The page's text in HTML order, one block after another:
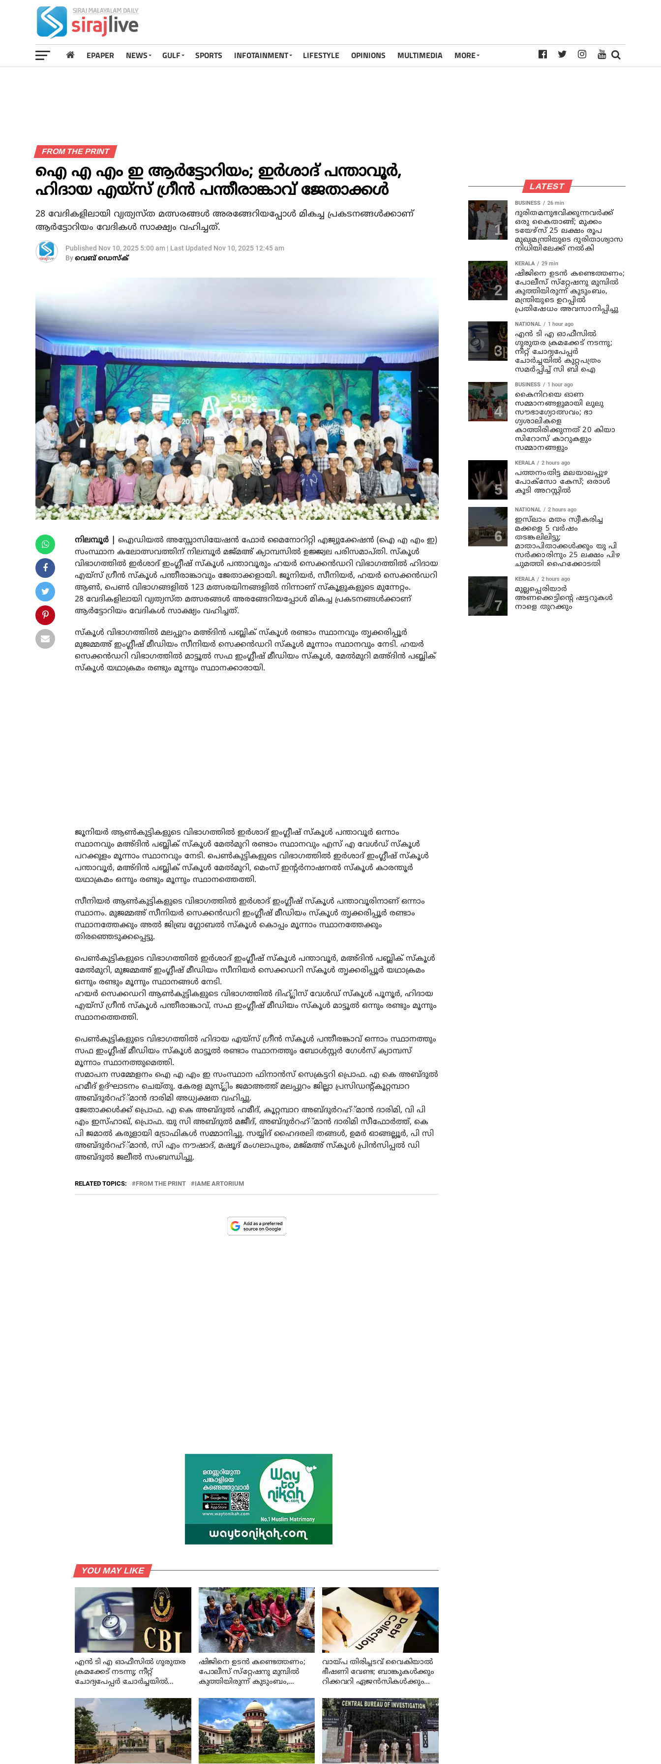
EPAPER NEWS GULF SPORTS INFOTAINMENT LIFESTYLE OPINIONS MULTIMEDIA MORE
FROM THE PRINT
ഐ എ എം ഇ ആർട്ടോറിയം; ഇർശാദ് പന്താവൂർ,
ഹിദായ എയ്സ് ഗ്രീൻ പന്തീരാങ്കാവ് ജേതാക്കൾ
28 വേദികളിലായി വ്യത്യസ്ത മത്സരങ്ങൾ അരങ്ങേറിയപ്പോൾ മികച്ച പ്രകടനങ്ങൾക്കാണ്
ആർട്ടോറിയം വേദികൾ സാക്ഷ്യം വഹിച്ചത്.
Published Nov 10, 2025 5:00 am | Last Updated Nov 10, 2025 12:45 am
Byവെബ് ഡെസ്‌ക്
നിലമ്പൂർ |
ഐഡിയൽ അസ്സോസിയേഷൻ ഫോർ മൈനോറിറ്റി എജ്യുക്കേഷൻ (ഐ എ എം ഇ)
സംസ്ഥാന കലോത്സവത്തിന് നിലമ്പൂർ മജ്മഅ് ക്യാമ്പസിൽ ഉജ്ജ്വല പരിസമാപ്തി. സ്‌കൂൾ
വിഭാഗത്തിൽ ഇർശാദ് ഇംഗ്ലീഷ് സ്‌കൂൾ പന്താവൂരും ഹയർ സെക്കൻഡറി വിഭാഗത്തിൽ ഹിദായ
എയ്സ് ഗ്രീൻ സ്‌കൂൾ പന്തീരാങ്കാവും ജേതാക്കളായി. ജൂനിയർ, സീനിയർ, ഹയർ സെക്കൻഡറി
ആൺ, പെൺ വിഭാഗങ്ങളിൽ 123 മത്സരയിനങ്ങളിൽ നിന്നാണ് സ്‌കൂളുകളുടെ മുന്നേറ്റം.
28 വേദികളിലായി വ്യത്യസ്ത മത്സരങ്ങൾ അരങ്ങേറിയപ്പോൾ മികച്ച പ്രകടനങ്ങൾക്കാണ്
ആർട്ടോറിയം വേദികൾ സാക്ഷ്യം വഹിച്ചത്.
സ്‌കൂൾ വിഭാഗത്തിൽ മലപ്പുറം മഅ്ദിൻ പബ്ലിക് സ്‌കൂൾ രണ്ടാം സ്ഥാനവും തൃക്കരിപ്പൂർ
മുജമ്മഅ് ഇംഗ്ലീഷ് മീഡിയം സീനിയർ സെക്കൻഡറി സ്‌കൂൾ മൂന്നാം സ്ഥാനവും നേടി. ഹയർ
സെക്കൻഡറി വിഭാഗത്തിൽ മാട്ടൂൽ സഫ ഇംഗ്ലീഷ് മീഡിയം സ്‌കൂൾ, മേൽമുറി മഅ്ദിൻ പബ്ലിക്
സ്‌കൂൾ യഥാക്രമം രണ്ടും മൂന്നും സ്ഥാനക്കാരായി.
ജൂനിയർ ആൺകുട്ടികളുടെ വിഭാഗത്തിൽ ഇർശാദ് ഇംഗ്ലീഷ് സ്‌കൂൾ പന്താവൂർ ഒന്നാം
സ്ഥാനവും മഅ്ദിൻ പബ്ലിക് സ്‌കൂൾ മേൽമുറി രണ്ടാം സ്ഥാനവും എസ് എ വേൾഡ് സ്‌കൂൾ
പറക്കുളം മൂന്നാം സ്ഥാനവും നേടി. പെൺകുട്ടികളുടെ വിഭാഗത്തിൽ ഇർശാദ് ഇംഗ്ലീഷ് സ്‌കൂൾ
പന്താവൂർ, മഅ്ദിൻ പബ്ലിക് സ്‌കൂൾ മേൽമുറി, മെംസ് ഇന്റർനാഷനൽ സ്‌കൂൾ കാരന്തൂർ
യഥാക്രമം ഒന്നും രണ്ടും മൂന്നും സ്ഥാനത്തെത്തി.
സീനിയർ ആൺകുട്ടികളുടെ വിഭാഗത്തിൽ ഇർശാദ് ഇംഗ്ലീഷ് സ്‌കൂൾ പന്താവൂരിനാണ് ഒന്നാം
സ്ഥാനം. മുജമ്മഅ് സീനിയർ സെക്കൻഡറി ഇംഗ്ലീഷ് മീഡിയം സ്‌കൂൾ തൃക്കരിപ്പൂർ രണ്ടാം
സ്ഥാനത്തേക്കും അൽ ജിബ്ര ഗ്ലോബൽ സ്‌കൂൾ കൊപ്പം മൂന്നാം സ്ഥാനത്തേക്കും
തിരഞ്ഞെടുക്കപ്പെട്ടു.
പെൺകുട്ടികളുടെ വിഭാഗത്തിൽ ഇർശാദ് ഇംഗ്ലീഷ് സ്‌കൂൾ പന്താവൂർ, മഅ്ദിൻ പബ്ലിക് സ്‌കൂൾ
മേൽമുറി, മുജമ്മഅ് ഇംഗ്ലീഷ് മീഡിയം സീനിയർ സെക്കഡറി സ്‌കൂൾ തൃക്കരിപ്പൂർ യഥാക്രമം
ഒന്നും രണ്ടും മൂന്നും സ്ഥാനങ്ങൾ നേടി.
ഹയർ സെക്കഡറി ആൺകുട്ടികളുടെ വിഭാഗത്തിൽ ദിഹ്്ലിസ് വേൾഡ് സ്‌കൂൾ പൂനൂർ, ഹിദായ
എയ്സ് ഗ്രീൻ സ്‌കൂൾ പന്തീരാങ്കാവ്, സഫ ഇംഗ്ലീഷ് മീഡിയം സ്‌കൂൾ മാട്ടൂൽ ഒന്നും രണ്ടും മൂന്നും
സ്ഥാനത്തെത്തി.
പെൺകുട്ടികളുടെ വിഭാഗത്തിൽ ഹിദായ എയ്സ് ഗ്രീൻ സ്‌കൂൾ പന്തീരങ്കാവ് ഒന്നാം സ്ഥാനത്തും
സഫ ഇംഗ്ലീഷ് മീഡിയം സ്‌കൂൾ മാട്ടൂൽ രണ്ടാം സ്ഥാനത്തും ബോൾസ്റ്റർ ഗേൾസ് ക്യാമ്പസ്
മൂന്നാം സ്ഥാനത്തുമെത്തി.
സമാപന സമ്മേളനം ഐ എ എം ഇ സംസ്ഥാന ഫിനാൻസ് സെക്രട്ടറി പ്രൊഫ. എ കെ അബ്ദുൽ
ഹമീദ് ഉദ്ഘാടനം ചെയ്തു. കേരള മുസ്്ലിം ജമാഅത്ത് മലപ്പുറം ജില്ലാ പ്രസിഡന്റ്കൂറ്റമ്പാറ
അബ്ദുർറഹ്്മാൻ ദാരിമി അധ്യക്ഷത വഹിച്ചു.
ജേതാക്കൾക്ക് പ്രൊഫ. എ കെ അബ്ദുൽ ഹമീദ്, കൂറ്റമ്പാറ അബ്ദുർറഹ്്മാൻ ദാരിമി, വി പി
എം ഇസ്ഹാഖ്, പ്രൊഫ. യു സി അബ്ദുൽ മജീദ്, അബ്ദുർറഹ്്മാൻ ദാരിമി സീഫോർത്ത്, കെ
പി ജമാൽ കരുളായി ട്രോഫികൾ സമ്മാനിച്ചു. സയ്യിദ് ഹൈദരലി തങ്ങൾ, ഉമർ ഓങ്ങല്ലൂർ, പി സി
അബ്ദുർറഹ്്മാൻ, സി എം നൗഷാദ്, മഷൂദ് മംഗലാപുരം, മജ്മഅ് സ്‌കൂൾ പ്രിൻസിപ്പൽ ഡി
അബ്ദുൽ ജലീൽ സംബന്ധിച്ചു.
RELATED TOPICS: FROM THE PRINT IAME ARTORIUM
YOU MAY LIKE
എന്‍ ടി എ ഓഫീസില്‍ ഗുരുതര
ക്രമക്കേട് നടന്നു; നീറ്റ്
ചോദ്യപേപ്പര്‍ ചോര്‍ച്ചയില്‍
ഷിജിനെ ഉടന്‍ കണ്ടെത്തണം;
പോലീസ് സ്‌റ്റേഷനു മുമ്പില്‍
കുത്തിയിരുന്ന് കുടുംബം,
അവസാനിപ്പിച്ചു
വായ്പ തിരിച്ചടവ് വൈകിയാൽ
ഭീഷണി വേണ്ട; ബാങ്കുകൾക്കും
റിക്കവറി ഏജൻസികൾക്കും
ആർ ബി ഐ
LATEST
BUSINESS 26 min
ദുരിതമനുഭവിക്കുന്നവര്‍ക്ക്
ഒരു കൈതാങ്ങ്; മുക്കം
ടയേഴ്‌സ് 25 ലക്ഷം രൂപ
മുഖ്യമന്ത്രിയുടെ ദുരിതാശ്വാസ
നിധിയിലേക്ക് നല്‍കി
KERALA 29 min
ഷിജിനെ ഉടന്‍ കണ്ടെത്തണം;
പോലീസ് സ്‌റ്റേഷനു മുമ്പില്‍
കുത്തിയിരുന്ന് കുടുംബം,
മന്ത്രിയുടെ ഉറപ്പില്‍
പ്രതിഷേധം അവസാനിപ്പിച്ചു
NATIONAL 1 hour ago
എന്‍ ടി എ ഓഫീസില്‍
ഗുരുതര ക്രമക്കേട് നടന്നു;
നീറ്റ് ചോദ്യപേപ്പര്‍
ചോര്‍ച്ചയില്‍ കുറ്റപത്രം
സമര്‍പ്പിച്ച് സി ബി ഐ
BUSINESS 1 hour ago
കൈനിറയെ ഓണ
സമ്മാനങ്ങളുമായി ലുലു
സൗഭാ​ഗ്യോത്സവം; ഭാ​
ഗ്യശാലികളെ
കാത്തിരിക്കുന്നത് 20 കിയാ
സിറോസ് കാറുകളും
സമ്മാനങ്ങളും
KERALA 2 hours ago
പത്തനംതിട്ട മലയാലപ്പുഴ
പോക്സോ കേസ്; ഒരാള്‍
കൂടി അറസ്റ്റില്‍
NATIONAL 2 hours ago
ഇസ്‍ലാം മതം സ്വീകരിച്ച
മക്കളെ 5 വർഷം
തടങ്കലിലിട്ടു;
മാതാപിതാക്കൾക്കും യു പി
സർക്കാരിനും 25 ലക്ഷം പിഴ
ചുമത്തി ഹൈക്കോടതി
KERALA 2 hours ago
മുല്ലപ്പെരിയാര്‍
അണക്കെട്ടിന്റെ ഷട്ടറുകള്‍
നാളെ തുറക്കും